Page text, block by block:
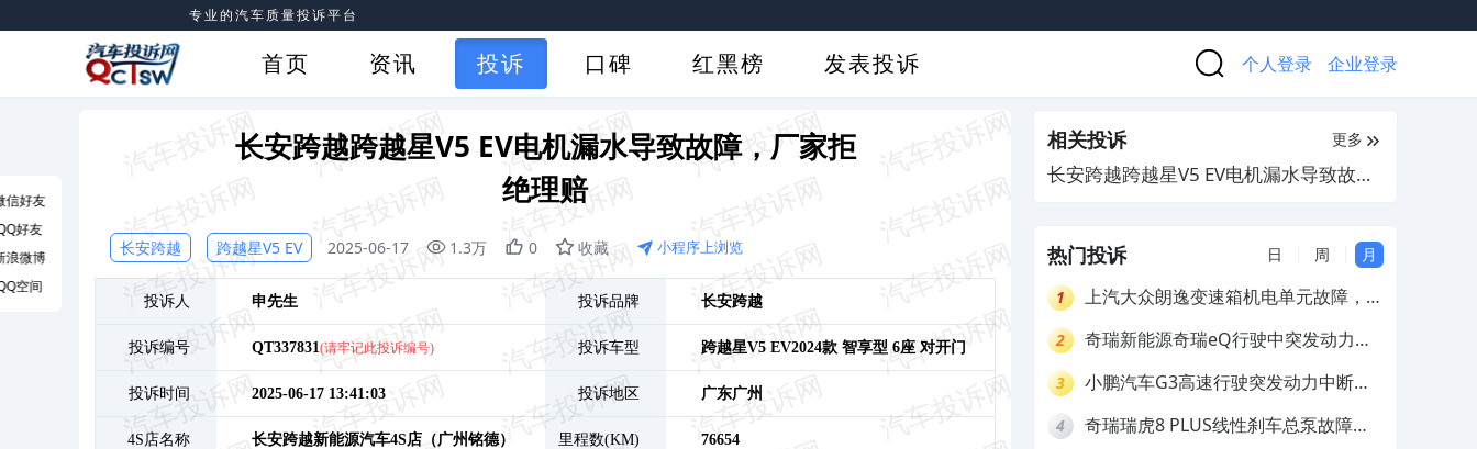
专业的汽车质量投诉平台
首页 资讯 投诉 口碑 红黑榜 发表投诉 个人登录 企业登录
长安跨越跨越星V5 EV电机漏水导致故障，厂家拒
绝理赔
长安跨越 跨越星V5 EV 2025-06-17 1.3万 0 收藏 小程序上浏览
投诉人 申先生 投诉品牌 长安跨越
投诉编号 QT337831(请牢记此投诉编号) 投诉车型 跨越星V5 EV2024款 智享型 6座 对开门
投诉时间 2025-06-17 13:41:03 投诉地区 广东广州
4S店名称 长安跨越新能源汽车4S店（广州铭德） 里程数(KM) 76654
相关投诉 更多
长安跨越跨越星V5 EV电机漏水导致故
热门投诉 日 周 月
1
上汽大众朗逸变速箱机电单元故障，厂
2
奇瑞新能源奇瑞eQ行驶中突发动力受
拒绝三电质保
3
小鹏汽车G3高速行驶突发动力中断，
4
奇瑞瑞虎8 PLUS线性刹车总泵故障，
信好友
好友
浪微博
空间